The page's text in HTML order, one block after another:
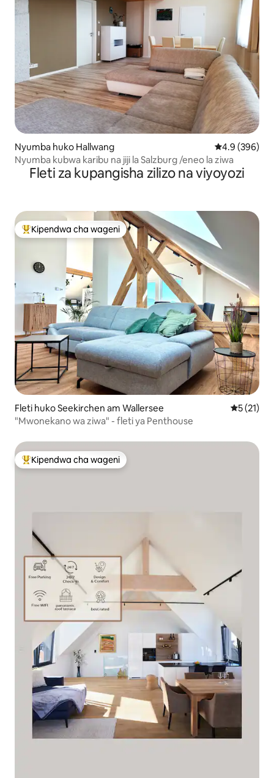
Nyumba huko Hallwang Ukadiriaji wa
4.9 (396)
Nyumba kubwa karibu na jiji la Salzburg /eneo la ziwa
Fleti za kupangisha zilizo na viyoyozi
Kipendwa maarufu cha wageni
Kipendwa cha wageni
Fleti huko Seekirchen am Wallersee Ukadiriaji
5 (21)
"Mwonekano wa ziwa" - fleti ya Penthouse
Kipendwa maarufu cha wageni
Kipendwa cha wageni